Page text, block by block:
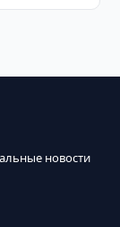
новости